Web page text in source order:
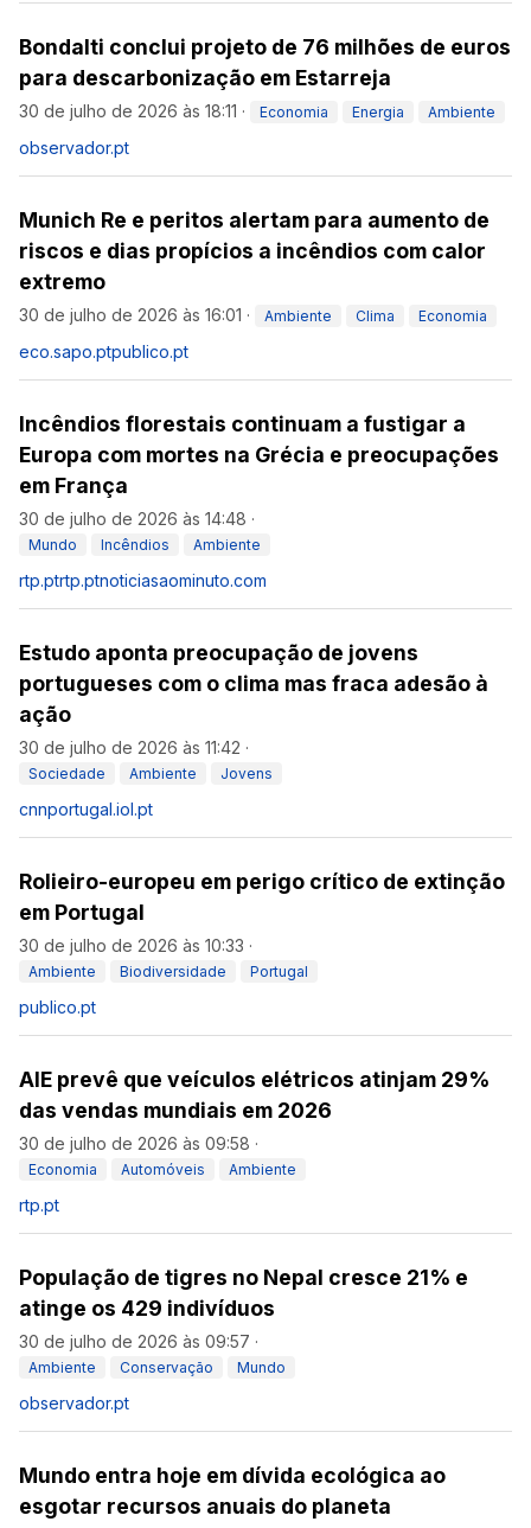
Bondalti conclui projeto de 76 milhões de euros
para descarbonização em Estarreja
30 de julho de 2026 às 18:11 · Economia Energia Ambiente
observador.pt
Munich Re e peritos alertam para aumento de
riscos e dias propícios a incêndios com calor
extremo
30 de julho de 2026 às 16:01 · Ambiente Clima Economia
eco.sapo.ptpublico.pt
Incêndios florestais continuam a fustigar a
Europa com mortes na Grécia e preocupações
em França
30 de julho de 2026 às 14:48 ·
Mundo Incêndios Ambiente
rtp.ptrtp.ptnoticiasaominuto.com
Estudo aponta preocupação de jovens
portugueses com o clima mas fraca adesão à
ação
30 de julho de 2026 às 11:42 ·
Sociedade Ambiente Jovens
cnnportugal.iol.pt
Rolieiro-europeu em perigo crítico de extinção
em Portugal
30 de julho de 2026 às 10:33 ·
Ambiente Biodiversidade Portugal
publico.pt
AIE prevê que veículos elétricos atinjam 29%
das vendas mundiais em 2026
30 de julho de 2026 às 09:58 ·
Economia Automóveis Ambiente
rtp.pt
População de tigres no Nepal cresce 21% e
atinge os 429 indivíduos
30 de julho de 2026 às 09:57 ·
Ambiente Conservação Mundo
observador.pt
Mundo entra hoje em dívida ecológica ao
esgotar recursos anuais do planeta